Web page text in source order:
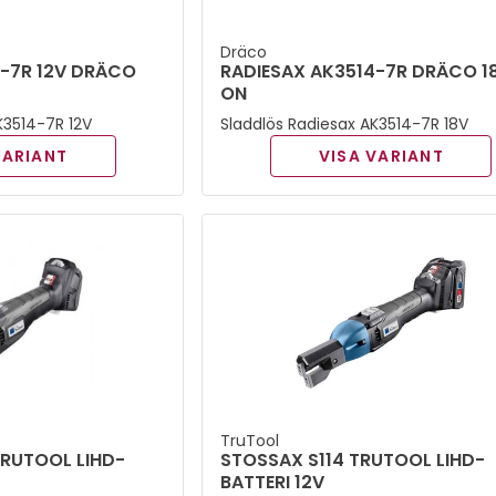
7R 12V DRÄCO
7R 12V
Dräco
RADIESAX AK3514-7R DRÄCO
ON
Sladdlös Radiesax AK3514-7R 18V
VISA VARIANT
LIHD-
TruTool
STOSSAX S114 TRUTOOL LIHD-
BATTERI 12V